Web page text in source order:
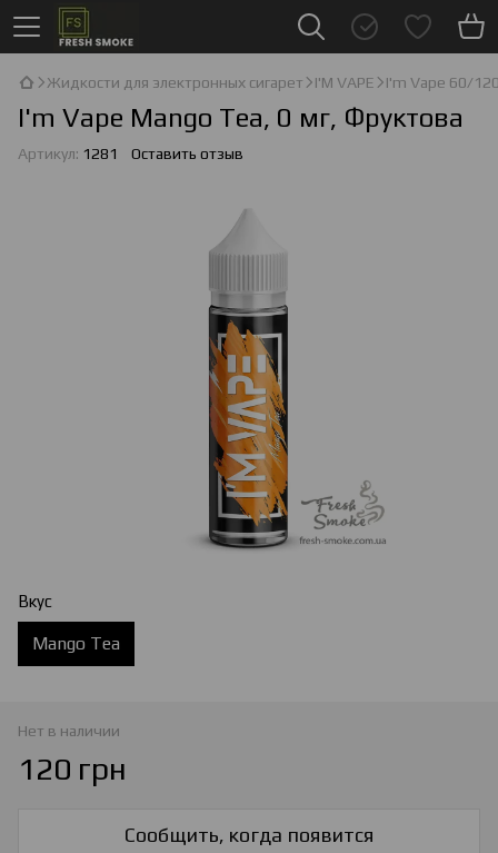
Жидкости для электронных сигарет I'М VAPE I'm Vape 60/
I'm Vape Mango Tea, 0 мг, Фруктова
Артикул: 1281 Оставить отзыв
Вкус
Mango Tea
Нет в наличии
120 грн
Сообщить, когда появится